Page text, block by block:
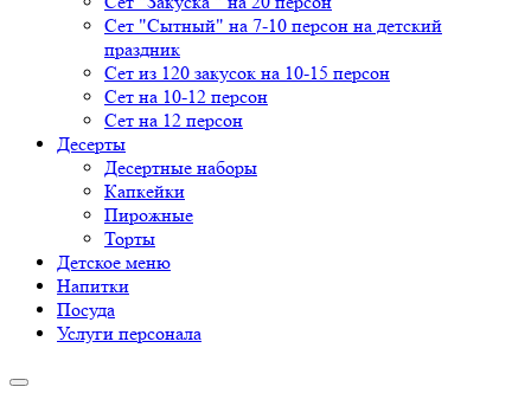
Сет "Сытный" на 7-10 персон на детский
праздник
Сет из 120 закусок на 10-15 персон
Сет на 10-12 персон
Сет на 12 персон
Десерты
Десертные наборы
Капкейки
Пирожные
Торты
Детское меню
Напитки
Посуда
Услуги персонала